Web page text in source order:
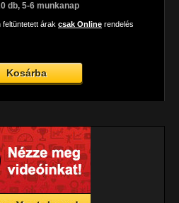
db, 5-6 munkanap
feltüntetett árak csak Online rendelés